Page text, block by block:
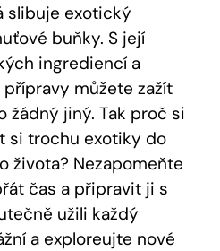
slibuje exotický
buňky. S její
ingrediencí a
můžete zažít
žádný jiný. Tak proč si
si trochu exotiky do
života? Nezapomeňte
čas a připravit ji s
užili každý
a exploreujte nové